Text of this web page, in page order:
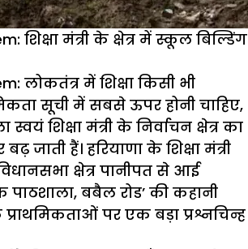
शिक्षा मंत्री के क्षेत्र में स्कूल बिल्डिंग
लोकतंत्र में शिक्षा किसी भी
सूची में सबसे ऊपर होनी चाहिए,
शिक्षा मंत्री के निर्वाचन क्षेत्र का
जाती हैं। हरियाणा के शिक्षा मंत्री
क्षेत्र पानीपत से आई
पाठशाला, बबैल रोड’ की कहानी
पर एक बड़ा प्रश्नचिन्ह